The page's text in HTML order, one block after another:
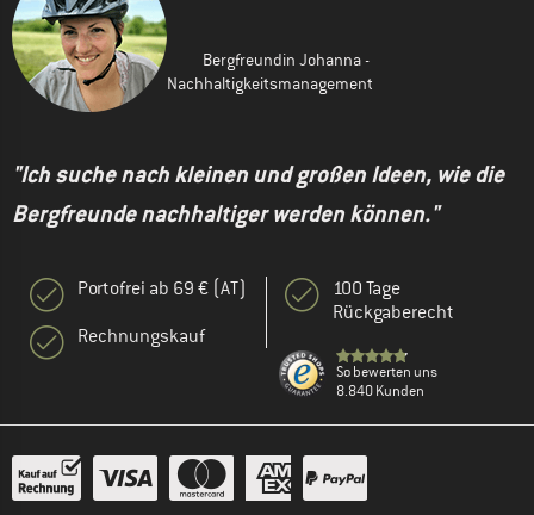
Bergfreundin Johanna -
Nachhaltigkeitsmanagement
"Ich suche nach kleinen und großen Ideen, wie die
Bergfreunde nachhaltiger werden können."
Portofrei ab 69 € (AT)
Rechnungskauf
100 Tage
Rückgaberecht
So bewerten uns
8.840 Kunden